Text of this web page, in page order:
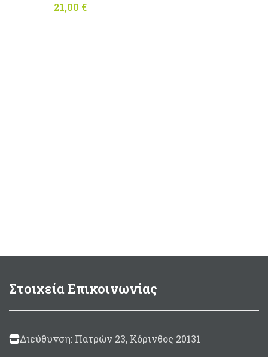
21,00 €
Στοιχεία Επικοινωνίας
Διεύθυνση: Πατρών 23, Κόρινθος 20131